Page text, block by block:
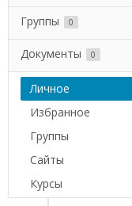
Группы 0
Документы 0
Личное
Избранное
Группы
Сайты
Курсы